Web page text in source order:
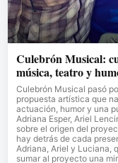
Culebrón Musical:
música, teatro y
Culebrón Musical pasó
propuesta artística que
actuación, humor y una
Adriana Esper, Ariel
sobre el origen del
hay detrás de cada
Adriana, Ariel y Luciana,
sumar al proyecto una